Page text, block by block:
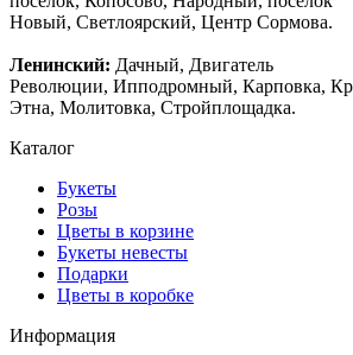
Новый, Светлоярский, Центр Сормова.
Ленинский: Дачный, Двигатель
Революции, Ипподромный, Карповка,
Этна, Молитовка, Стройплощадка.
Каталог
Букеты
Розы
Цветы в корзине
Букеты невесты
Подарки
Цветы в коробке
Информация